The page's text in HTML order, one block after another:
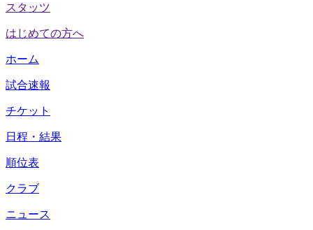
スタッツ
はじめての方へ
ホーム
試合速報
チケット
日程・結果
順位表
クラブ
ニュース